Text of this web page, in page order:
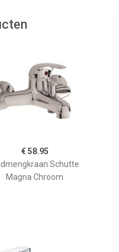
€ 58.95
Schutte
Magna Chroom